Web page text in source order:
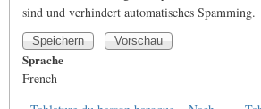
sind und verhindert automatisches Spamming.
Sprache
French